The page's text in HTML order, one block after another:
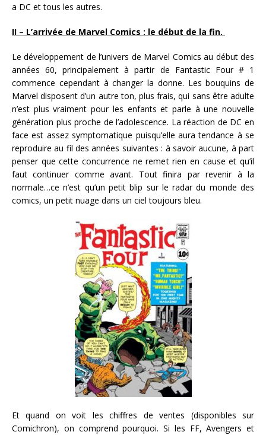
a DC et tous les autres.
II – L’arrivée de Marvel Comics : le début de la fin.
Le développement de l’univers de Marvel Comics au début des
années 60, principalement à partir de Fantastic Four # 1
commence cependant à changer la donne. Les bouquins de
Marvel disposent d’un autre ton, plus frais, qui sans être adulte
n’est plus vraiment pour les enfants et parle à une nouvelle
génération plus proche de l’adolescence. La réaction de DC en
face est assez symptomatique puisqu’elle aura tendance à se
reproduire au fil des années suivantes : à savoir aucune, à part
penser que cette concurrence ne remet rien en cause et qu’il
faut continuer comme avant. Tout finira par revenir à la
normale…ce n’est qu’un petit blip sur le radar du monde des
comics, un petit nuage dans un ciel toujours bleu.
Et quand on voit les chiffres de ventes (disponibles sur
Comichron), on comprend pourquoi. Si les FF, Avengers et